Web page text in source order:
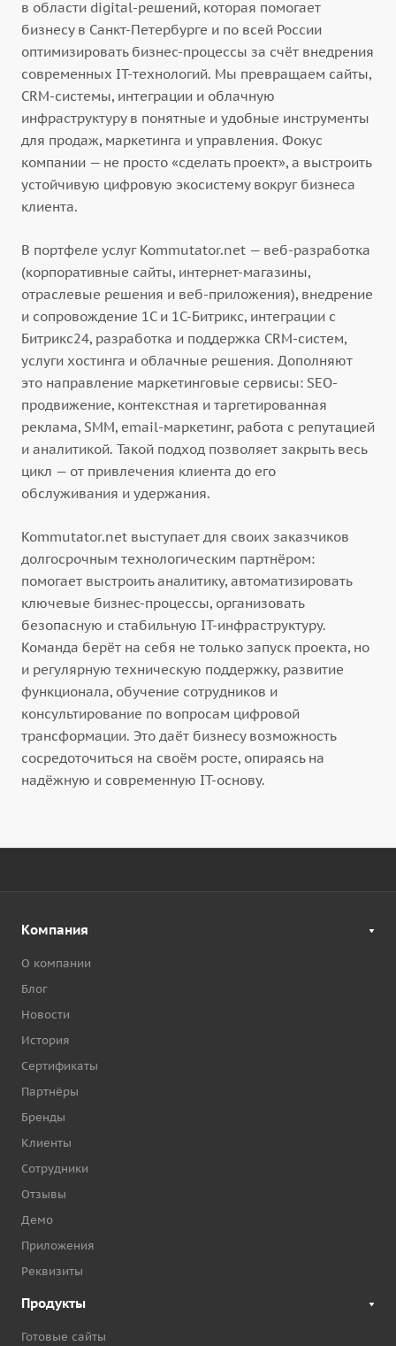
в области digital-решений, которая помогает
бизнесу в Санкт-Петербурге и по всей России
оптимизировать бизнес-процессы за счёт внедрения
современных IT-технологий. Мы превращаем сайты,
CRM-системы, интеграции и облачную
инфраструктуру в понятные и удобные инструменты
для продаж, маркетинга и управления. Фокус
компании — не просто «сделать проект», а выстроить
устойчивую цифровую экосистему вокруг бизнеса
клиента.
В портфеле услуг Kommutator.net — веб-разработка
(корпоративные сайты, интернет-магазины,
отраслевые решения и веб-приложения), внедрение
и сопровождение 1С и 1С-Битрикс, интеграции с
Битрикс24, разработка и поддержка CRM-систем,
услуги хостинга и облачные решения. Дополняют
это направление маркетинговые сервисы: SEO-
продвижение, контекстная и таргетированная
реклама, SMM, email-маркетинг, работа с репутацией
и аналитикой. Такой подход позволяет закрыть весь
цикл — от привлечения клиента до его
обслуживания и удержания.
Kommutator.net выступает для своих заказчиков
долгосрочным технологическим партнёром:
помогает выстроить аналитику, автоматизировать
ключевые бизнес-процессы, организовать
безопасную и стабильную IT-инфраструктуру.
Команда берёт на себя не только запуск проекта, но
и регулярную техническую поддержку, развитие
функционала, обучение сотрудников и
консультирование по вопросам цифровой
трансформации. Это даёт бизнесу возможность
сосредоточиться на своём росте, опираясь на
надёжную и современную IT-основу.
Компания
О компании
Блог
Новости
История
Сертификаты
Партнёры
Бренды
Клиенты
Сотрудники
Отзывы
Демо
Приложения
Реквизиты
Продукты
Готовые сайты